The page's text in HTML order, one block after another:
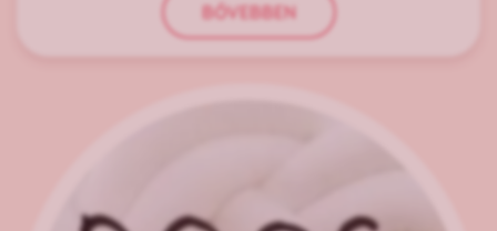
BŐVEBBEN